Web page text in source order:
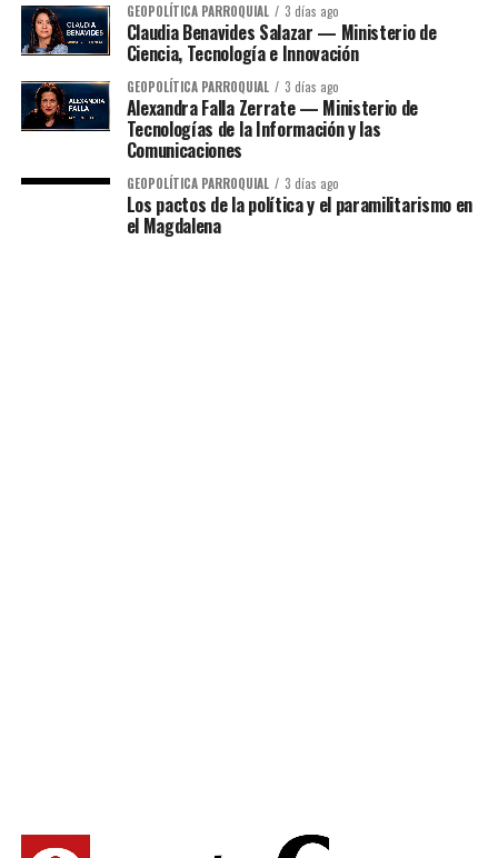
GEOPOLÍTICA PARROQUIAL 3 días ago
Claudia Benavides Salazar — Ministerio de
Ciencia, Tecnología e Innovación
GEOPOLÍTICA PARROQUIAL 3 días ago
Alexandra Falla Zerrate — Ministerio de
Tecnologías de la Información y las
Comunicaciones
GEOPOLÍTICA PARROQUIAL 3 días ago
Los pactos de la política y el paramilitarismo en
el Magdalena